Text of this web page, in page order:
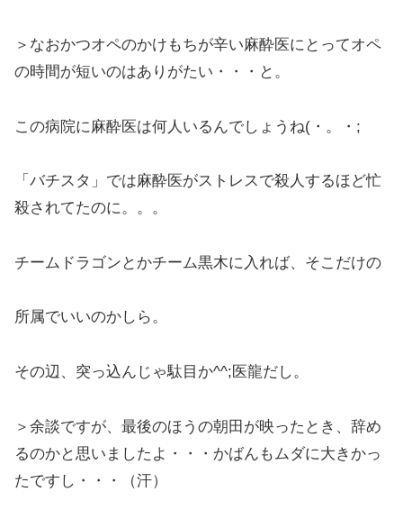
＞なおかつオペのかけもちが辛い麻酔医にとってオペ
の時間が短いのはありがたい・・・と。
この病院に麻酔医は何人いるんでしょうね(・。・;
「バチスタ」では麻酔医がストレスで殺人するほど忙
殺されてたのに。。。
チームドラゴンとかチーム黒木に入れば、そこだけの
所属でいいのかしら。
その辺、突っ込んじゃ駄目か^^;医龍だし。
＞余談ですが、最後のほうの朝田が映ったとき、辞め
るのかと思いましたよ・・・かばんもムダに大きかっ
たですし・・・（汗）